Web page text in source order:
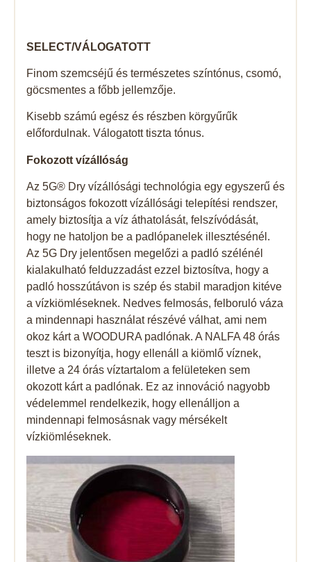
SELECT/VÁLOGATOTT
Finom szemcséjű és természetes színtónus, csomó,
göcsmentes a főbb jellemzője.
Kisebb számú egész és részben körgyűrűk
előfordulnak. Válogatott tiszta tónus.
Fokozott vízállóság
Az 5G® Dry vízállósági technológia egy egyszerű és
biztonságos fokozott vízállósági telepítési rendszer,
amely biztosítja a víz áthatolását, felszívódását,
hogy ne hatoljon be a padlópanelek illesztésénél.
Az 5G Dry jelentősen megelőzi a padló szélénél
kialakulható felduzzadást ezzel biztosítva, hogy a
padló hosszútávon is szép és stabil maradjon kitéve
a vízkiömléseknek. Nedves felmosás, felboruló váza
a mindennapi használat részévé válhat, ami nem
okoz kárt a WOODURA padlónak. A NALFA 48 órás
teszt is bizonyítja, hogy ellenáll a kiömlő víznek,
illetve a 24 órás víztartalom a felületeken sem
okozott kárt a padlónak. Ez az innováció nagyobb
védelemmel rendelkezik, hogy ellenálljon a
mindennapi felmosásnak vagy mérsékelt
vízkiömléseknek.